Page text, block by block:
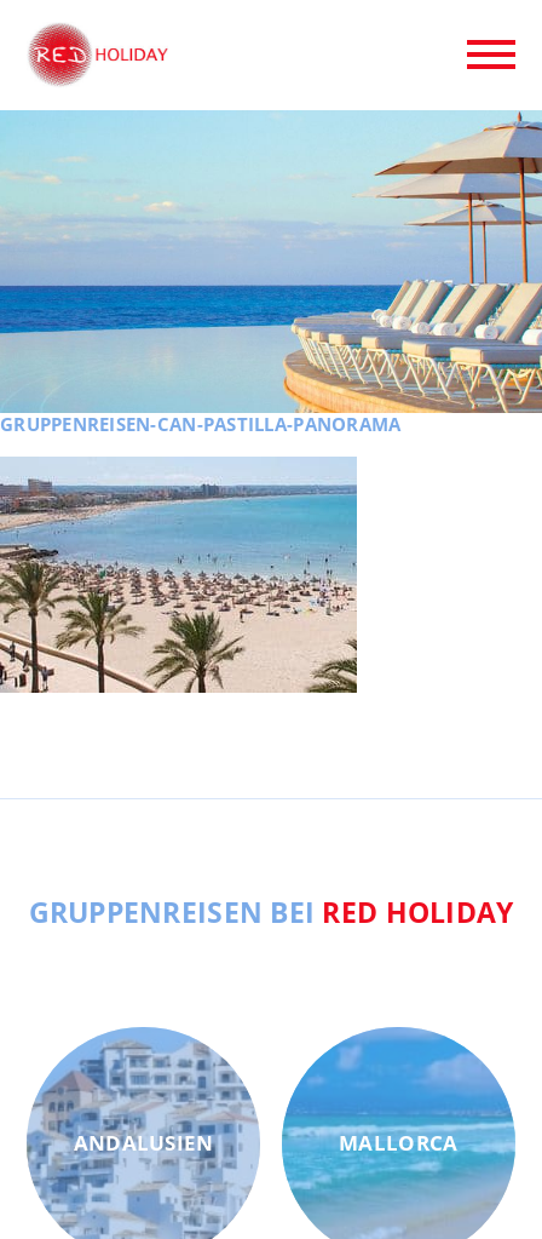
GRUPPENREISEN-CAN-PASTILLA-PANORAMA
GRUPPENREISEN BEI RED HOLIDAY
ANDALUSIEN MALLORCA